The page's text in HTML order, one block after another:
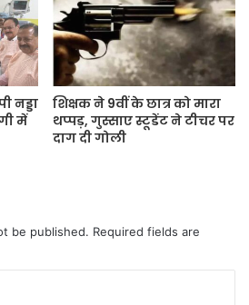
नड्डा
में
शिक्षक ने 9वीं के छात्र को मारा
थप्पड़, गुस्साए स्टूडेंट ने टीचर पर
दाग दी गोली
be published. Required fields are